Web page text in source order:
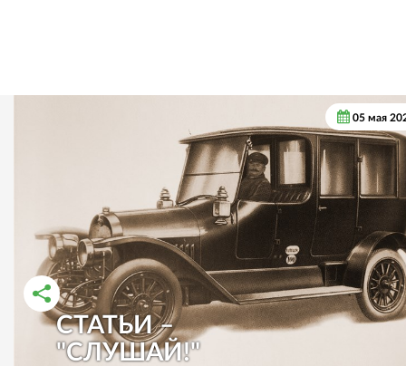
СТАТЬИ –
"СЛУШАЙ!"
05 мая
РАССКАЗАТЬ ВО ВКОНТАКТЕ
РАССКАЗАТЬ В ОДНОКЛАССНИКАХ